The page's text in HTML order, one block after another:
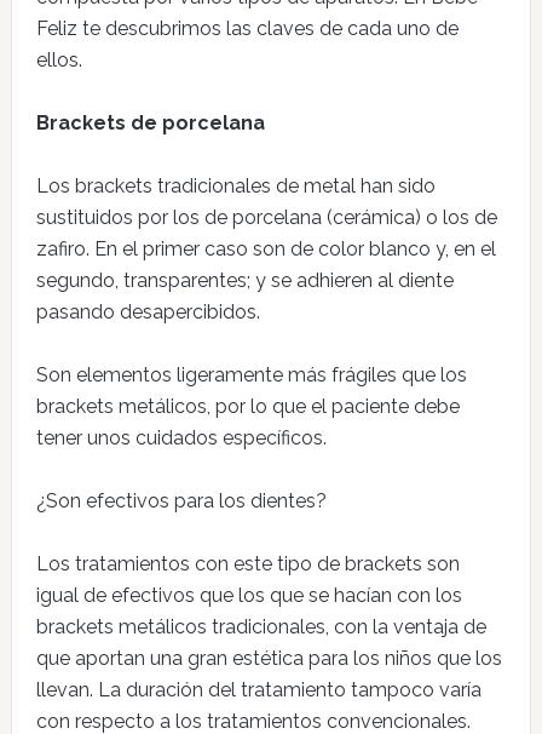
Feliz te descubrimos las claves de cada uno de
ellos.
Brackets de porcelana
Los brackets tradicionales de metal han sido
sustituidos por los de porcelana (cerámica) o los de
zafiro. En el primer caso son de color blanco y, en el
segundo, transparentes; y se adhieren al diente
pasando desapercibidos.
Son elementos ligeramente más frágiles que los
brackets metálicos, por lo que el paciente debe
tener unos cuidados específicos.
¿Son efectivos para los dientes?
Los tratamientos con este tipo de brackets son
igual de efectivos que los que se hacían con los
brackets metálicos tradicionales, con la ventaja de
que aportan una gran estética para los niños que los
llevan. La duración del tratamiento tampoco varía
con respecto a los tratamientos convencionales.